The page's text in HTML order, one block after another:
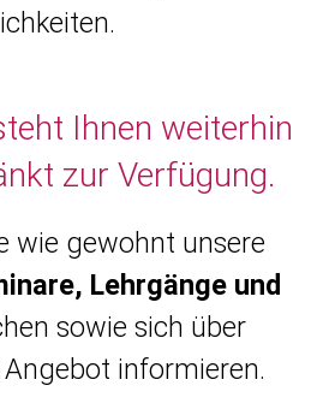
Ihnen weiterhin
zur Verfügung.
wie gewohnt unsere
Lehrgänge und
sowie sich über
informieren.